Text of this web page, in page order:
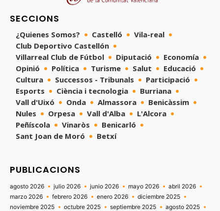
SECCIONS
¿Quienes Somos? Castelló
Vila-real
Club Deportivo Castellón
Villarreal Club de Fútbol
Diputació
Economía
Opinió
Política Turisme Salut
Educació
Cultura
Successos - Tribunals
Participació
Esports
Ciència i tecnologia
Burriana
Vall d'Uixó
Onda Almassora
Benicàssim
Nules
Orpesa Vall d'Alba
L'Alcora
Peñíscola
Vinaròs
Benicarló
Sant Joan de Moró
Betxí
PUBLICACIONS
agosto 2026 julio 2026 junio 2026 mayo 2026
abril 2026
marzo 2026
febrero 2026 enero 2026
diciembre 2025
noviembre 2025
octubre 2025 septiembre 2025
agosto 2025